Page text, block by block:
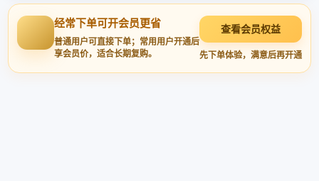
经常下单可开会员更省
普通用户可直接下单；常用用户开通后
享会员价，适合长期复购。
查看会员权益
先下单体验，满意后再开通